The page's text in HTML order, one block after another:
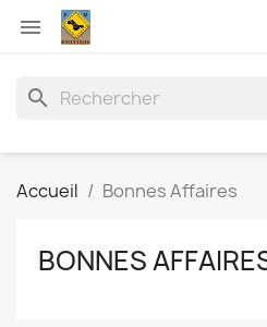

search
Accueil Bonnes Affaires
BONNES